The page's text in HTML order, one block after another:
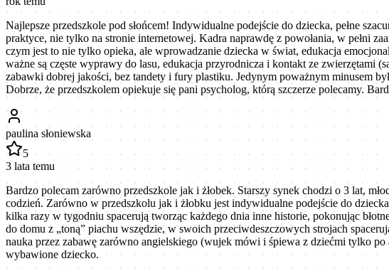
Najlepsze przedszkole pod słońcem! Indywidualne podejście do dziecka, pełne
praktyce, nie tylko na stronie internetowej. Kadra naprawdę z powołania, w pełni
czym jest to nie tylko opieka, ale wprowadzanie dziecka w świat, edukacja
ważne są częste wyprawy do lasu, edukacja przyrodnicza i kontakt ze zwierzętami
zabawki dobrej jakości, bez tandety i fury plastiku. Jedynym poważnym minusem
Dobrze, że przedszkolem opiekuje się pani psycholog, którą szczerze polecamy.
paulina słoniewska
5
3 lata temu
Bardzo polecam zarówno przedszkole jak i żłobek. Starszy synek chodzi o 3 lat,
codzień. Zarówno w przedszkolu jak i żłobku jest indywidualne podejście do
kilka razy w tygodniu spacerują tworząc każdego dnia inne historie, pokonując
do domu z „toną” piachu wszędzie, w swoich przeciwdeszczowych strojach
nauka przez zabawę zarówno angielskiego (wujek mówi i śpiewa z dziećmi tylko
wybawione dziecko.